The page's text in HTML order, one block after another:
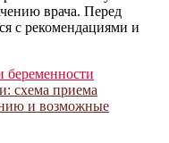
врача. Перед
с рекомендациями и
схема приема
и возможные